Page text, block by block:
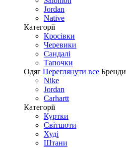
Jordan
Native
Категорії
Кросівки
Черевики
Сандалі
Tапочки
Одяг Переглянути все Бренди
Nike
Jordan
Carhartt
Категорії
Куртки
Світшоти
Худі
Штани